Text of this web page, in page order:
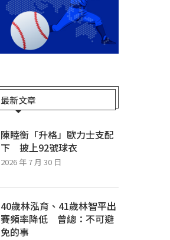
最新文章
陳睦衡「升格」歐力士支配
下 披上92號球衣
2026 年 7 月 30 日
40歲林泓育、41歲林智平出
賽頻率降低 曾總：不可避
免的事